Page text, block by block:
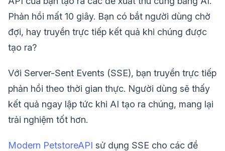
Phản hồi mất 10 giây. Bạn có bắt người dùng chờ
đợi, hay truyền trực tiếp kết quả khi chúng được
tạo ra?
Với Server-Sent Events (SSE), bạn truyền trực tiếp
phản hồi theo thời gian thực. Người dùng sẽ thấy
kết quả ngay lập tức khi AI tạo ra chúng, mang lại
trải nghiệm tốt hơn.
Modern PetstoreAPI sử dụng SSE cho các đề